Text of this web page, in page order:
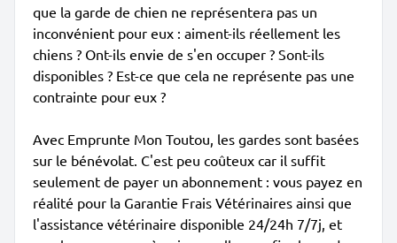
que la garde de chien ne représentera pas un
inconvénient pour eux : aiment-ils réellement les
chiens ? Ont-ils envie de s'en occuper ? Sont-ils
disponibles ? Est-ce que cela ne représente pas une
contrainte pour eux ?
Avec Emprunte Mon Toutou, les gardes sont basées
sur le bénévolat. C'est peu coûteux car il suffit
seulement de payer un abonnement : vous payez en
réalité pour la Garantie Frais Vétérinaires ainsi que
l'assistance vétérinaire disponible 24/24h 7/7j, et